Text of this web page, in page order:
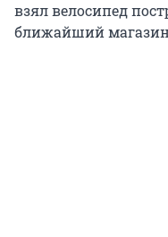
взял велосипед
ближайший